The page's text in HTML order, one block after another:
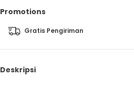
Promotions
Gratis Pengiriman
Deskripsi